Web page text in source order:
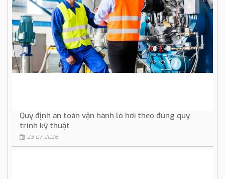
Quy định an toàn vận hành lò hơi theo đúng quy
trình kỹ thuật
23-07-2026